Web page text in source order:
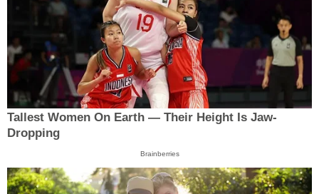
Tallest Women On Earth — Their Height Is Jaw-
Dropping
Brainberries